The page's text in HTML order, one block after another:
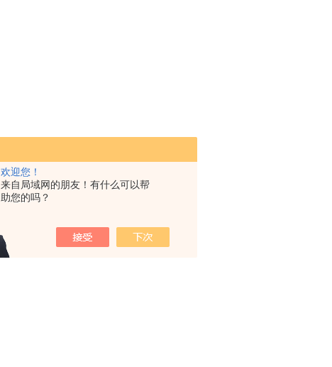
欢迎您！
来自局域网的朋友！有什么可以帮
助您的吗？